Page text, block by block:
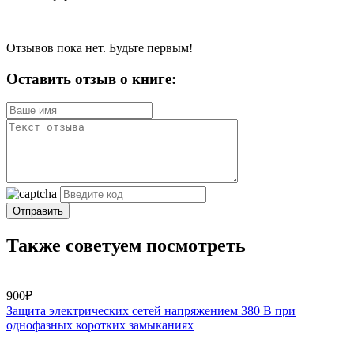
Отзывов пока нет. Будьте первым!
Оставить отзыв о книге:
Отправить
Также советуем посмотреть
900₽
Защита электрических сетей напряжением 380 В при
однофазных коротких замыканиях